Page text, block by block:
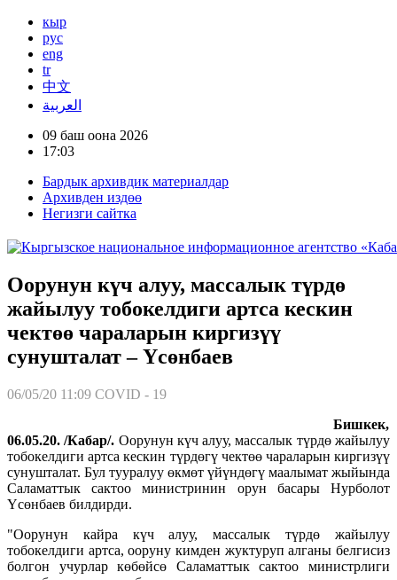
кыр
рус
eng
tr
中文
العربية
09 баш оона 2026
17:03
Бардык архивдик материалдар
Архивден издөө
Негизги сайтка
Оорунун күч алуу, массалык түрдө
жайылуу тобокелдиги артса кескин
чектөө чараларын киргизүү
сунушталат – Үсөнбаев
06/05/20 11:09 COVID - 19
Бишкек,
06.05.20. /Кабар/. Оорунун күч алуу, массалык түрдө жайылуу
тобокелдиги артса кескин түрдөгү чектөө чараларын киргизүү
сунушталат. Бул тууралуу өкмөт үйүндөгү маалымат жыйында
Саламаттык сактоо министринин орун басары Нурболот
Үсөнбаев билдирди.
"Оорунун кайра күч алуу, массалык түрдө жайылуу
тобокелдиги артса, ооруну кимден жуктуруп алганы белгисиз
болгон учурлар көбөйсө Саламаттык сактоо министрлиги